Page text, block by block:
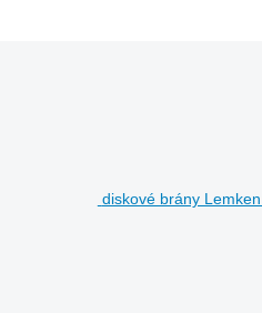
diskové brány